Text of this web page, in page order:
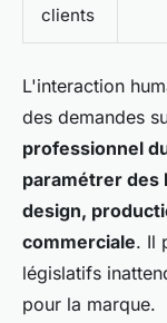
clients
L'interaction
des demandes
professionnel
paramétrer des
design,
commerciale. Il
législatifs
pour la marque.